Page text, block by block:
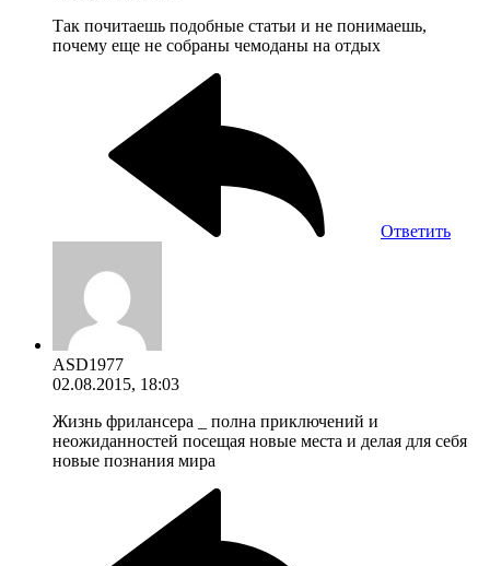
Так почитаешь подобные статьи и не понимаешь,
почему еще не собраны чемоданы на отдых
Ответить
ASD1977
02.08.2015, 18:03
Жизнь фрилансера _ полна приключений и
неожиданностей посещая новые места и делая для себя
новые познания мира